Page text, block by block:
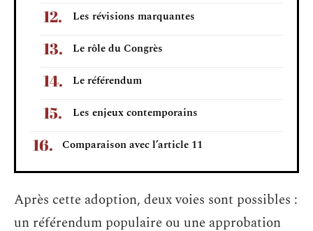
Les révisions marquantes
Le rôle du Congrès
Le référendum
Les enjeux contemporains
Comparaison avec l’article 11
Après cette adoption, deux voies sont possibles :
un référendum populaire ou une approbation